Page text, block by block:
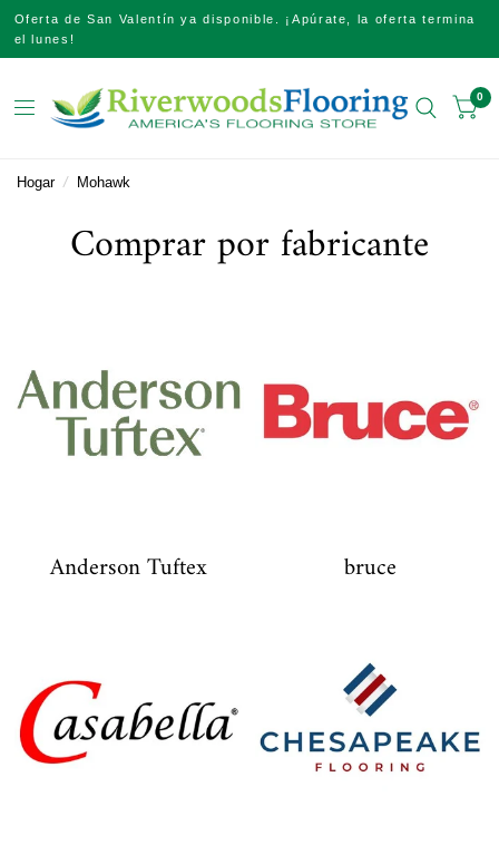
Oferta de San Valentín ya disponible. ¡Apúrate, la oferta termina
el lunes!
0
Hogar / Mohawk
Comprar por fabricante
Anderson Tuftex bruce